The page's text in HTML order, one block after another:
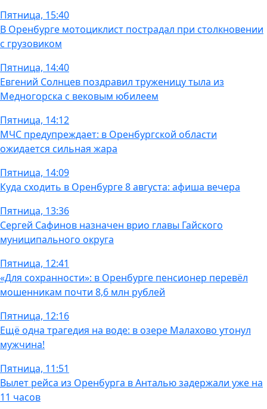
Пятница, 15:40
В Оренбурге мотоциклист пострадал при столкновении
с грузовиком
Пятница, 14:40
Евгений Солнцев поздравил труженицу тыла из
Медногорска с вековым юбилеем
Пятница, 14:12
МЧС предупреждает: в Оренбургской области
ожидается сильная жара
Пятница, 14:09
Куда сходить в Оренбурге 8 августа: афиша вечера
Пятница, 13:36
Сергей Сафинов назначен врио главы Гайского
муниципального округа
Пятница, 12:41
«Для сохранности»: в Оренбурге пенсионер перевёл
мошенникам почти 8,6 млн рублей
Пятница, 12:16
Ещё одна трагедия на воде: в озере Малахово утонул
мужчина!
Пятница, 11:51
Вылет рейса из Оренбурга в Анталью задержали уже на
11 часов